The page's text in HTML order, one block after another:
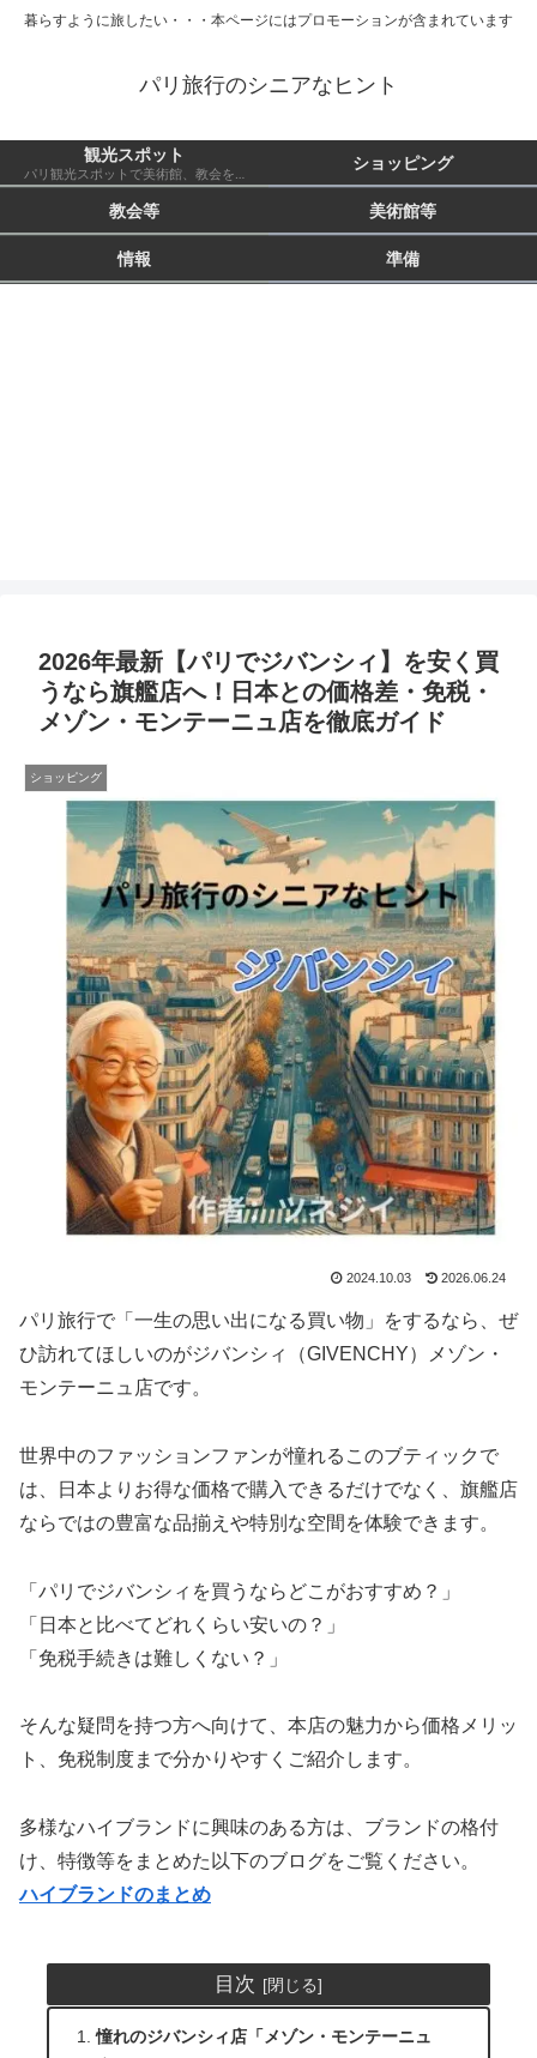
暮らすように旅したい・・・本ページにはプロモーションが含まれています
パリ旅行のシニアなヒント
観光スポット
パリ観光スポットで美術館、教会を除いたもの 市外も含む
ショッピング
教会等 美術館等
情報 準備
2026年最新【パリでジバンシィ】を安く買
うなら旗艦店へ！日本との価格差・免税・
メゾン・モンテーニュ店を徹底ガイド
ショッピング
2024.10.03 2026.06.24
パリ旅行で「一生の思い出になる買い物」をするなら、ぜ
ひ訪れてほしいのがジバンシィ（GIVENCHY）メゾン・
モンテーニュ店です。
世界中のファッションファンが憧れるこのブティックで
は、日本よりお得な価格で購入できるだけでなく、旗艦店
ならではの豊富な品揃えや特別な空間を体験できます。
「パリでジバンシィを買うならどこがおすすめ？」
「日本と比べてどれくらい安いの？」
「免税手続きは難しくない？」
そんな疑問を持つ方へ向けて、本店の魅力から価格メリッ
ト、免税制度まで分かりやすくご紹介します。
多様なハイブランドに興味のある方は、ブランドの格付
け、特徴等をまとめた以下のブログをご覧ください。
ハイブランドのまとめ
目次
憧れのジバンシィ店「メゾン・モンテーニュ